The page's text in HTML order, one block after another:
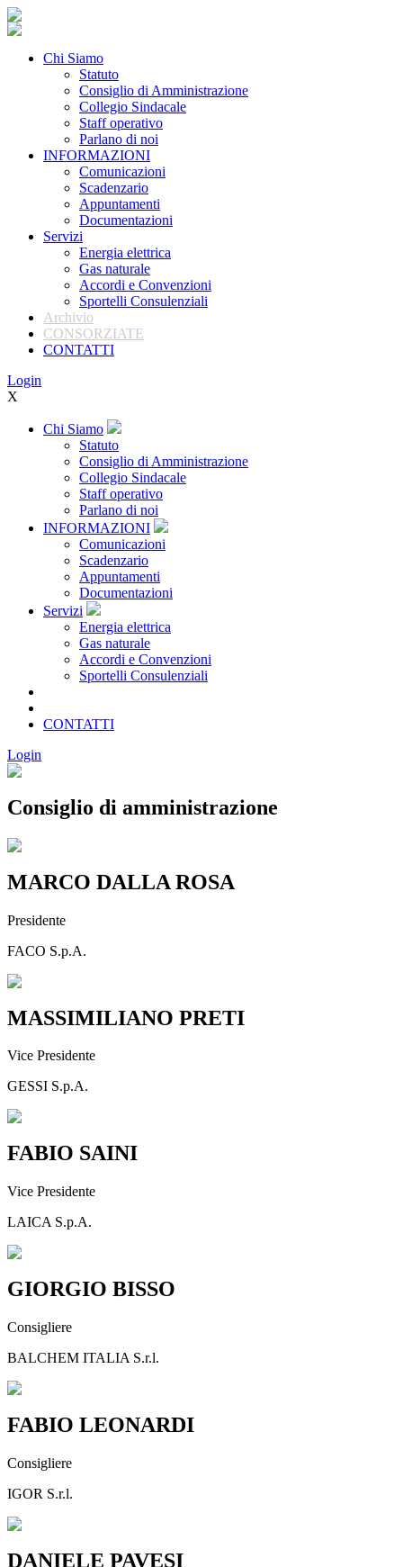
Chi Siamo
Statuto
Consiglio di Amministrazione
Collegio Sindacale
Staff operativo
Parlano di noi
INFORMAZIONI
Comunicazioni
Scadenzario
Appuntamenti
Documentazioni
Servizi
Energia elettrica
Gas naturale
Accordi e Convenzioni
Sportelli Consulenziali
Archivio
CONSORZIATE
CONTATTI
Login
X
Chi Siamo
Statuto
Consiglio di Amministrazione
Collegio Sindacale
Staff operativo
Parlano di noi
INFORMAZIONI
Comunicazioni
Scadenzario
Appuntamenti
Documentazioni
Servizi
Energia elettrica
Gas naturale
Accordi e Convenzioni
Sportelli Consulenziali
CONTATTI
Login
Consiglio di amministrazione
MARCO DALLA ROSA
Presidente
FACO S.p.A.
MASSIMILIANO PRETI
Vice Presidente
GESSI S.p.A.
FABIO SAINI
Vice Presidente
LAICA S.p.A.
GIORGIO BISSO
Consigliere
BALCHEM ITALIA S.r.l.
FABIO LEONARDI
Consigliere
IGOR S.r.l.
DANIELE PAVESI